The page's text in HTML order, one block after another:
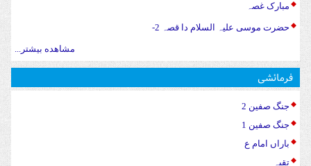
مبارک غصہ
حضرت موسی علیہ السلام دا قصہ 2-
مشاهده بیشتر...
فرمائشی
جنگ صفین 2
جنگ صفین 1
باراں امام ع
تقیہ